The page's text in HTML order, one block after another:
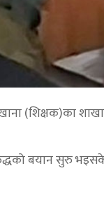
(शिक्षक)का
बयान सुरु